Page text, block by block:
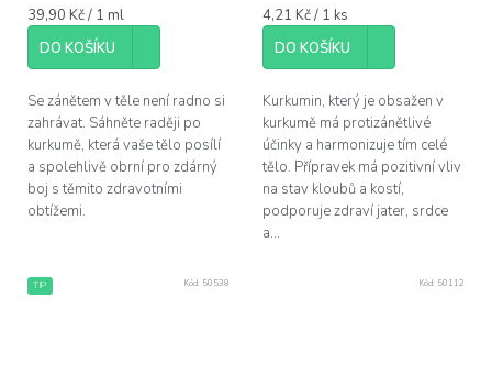
Měrná
cena:
39,90 Kč / 1 ml
DO KOŠÍKU
Se zánětem v těle není radno si
zahrávat. Sáhněte raději po
kurkumě, která vaše tělo posílí
a spolehlivě obrní pro zdárný
boj s těmito zdravotními
obtížemi.
Měrná
cena:
4,21 Kč / 1 ks
DO KOŠÍKU
Kurkumin, který je obsažen v
kurkumě má protizánětlivé
účinky a harmonizuje tím celé
tělo. Přípravek má pozitivní vliv
na stav kloubů a kostí,
podporuje zdraví jater, srdce
a...
TIP Kód: 50538 Kód: 50112